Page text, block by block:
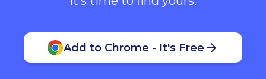
Add to Chrome - It's Free